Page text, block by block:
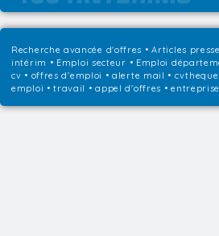
Recherche avancée d'offres •Articles presse
intérim • Emploi secteur • Emploi
cv • offres d'emploi • alerte mail •
emploi • travail • appel d'offres •